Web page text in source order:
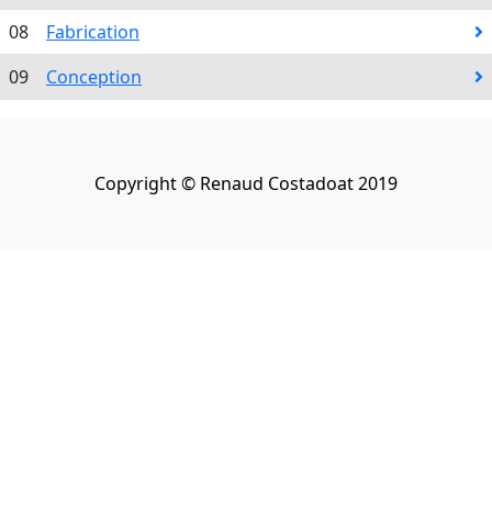
08
Fabrication
09
Conception
Copyright © Renaud Costadoat 2019